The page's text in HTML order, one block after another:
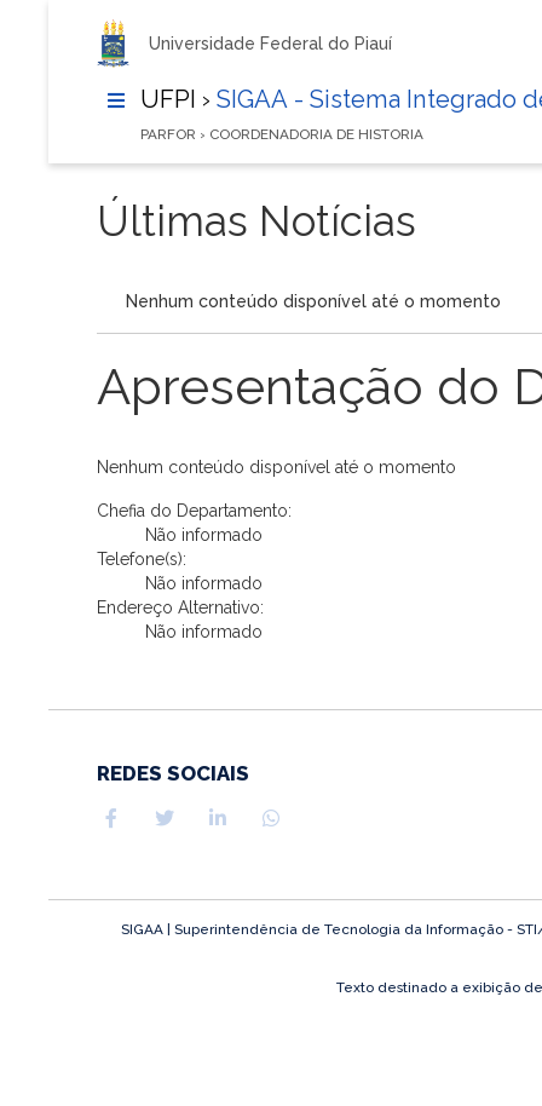
Universidade Federal do Piauí
UFPI › SIGAA - Sistema Integrado
PARFOR › COORDENADORIA DE HISTORIA
Últimas Notícias
Nenhum conteúdo disponível até o momento
Apresentação do
Nenhum conteúdo disponível até o momento
Chefia do Departamento:
Não informado
Telefone(s):
Não informado
Endereço Alternativo:
Não informado
REDES SOCIAIS
SIGAA | Superintendência de Tecnologia da Informação -
Texto destinado a exibição